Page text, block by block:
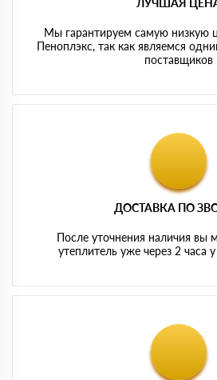
ЛУЧШАЯ
Мы гарантируем самую низкую
Пеноплэкс, так как являемся
поставщиков
ДОСТАВКА ПО
После уточнения наличия вы
утеплитель уже через 2 часа